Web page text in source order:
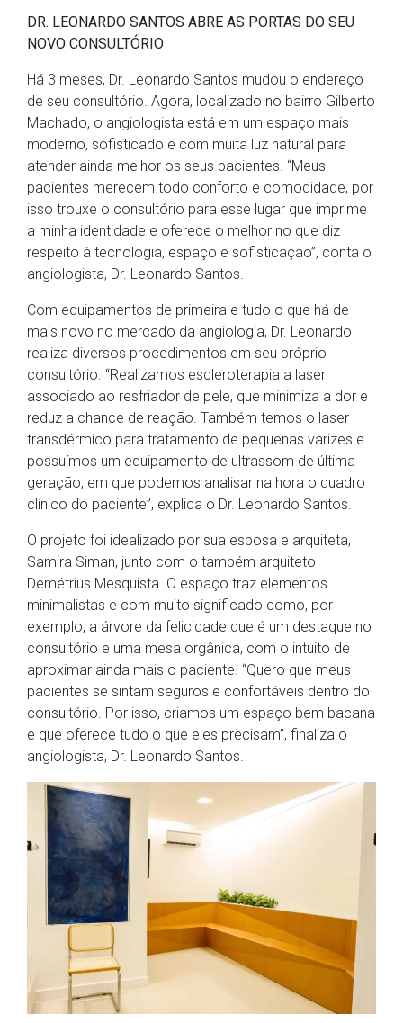
DR. LEONARDO SANTOS ABRE AS PORTAS DO SEU
NOVO CONSULTÓRIO
Há 3 meses, Dr. Leonardo Santos mudou o endereço
de seu consultório. Agora, localizado no bairro Gilberto
Machado, o angiologista está em um espaço mais
moderno, sofisticado e com muita luz natural para
atender ainda melhor os seus pacientes. “Meus
pacientes merecem todo conforto e comodidade, por
isso trouxe o consultório para esse lugar que imprime
a minha identidade e oferece o melhor no que diz
respeito à tecnologia, espaço e sofisticação”, conta o
angiologista, Dr. Leonardo Santos.
Com equipamentos de primeira e tudo o que há de
mais novo no mercado da angiologia, Dr. Leonardo
realiza diversos procedimentos em seu próprio
consultório. “Realizamos escleroterapia a laser
associado ao resfriador de pele, que minimiza a dor e
reduz a chance de reação. Também temos o laser
transdérmico para tratamento de pequenas varizes e
possuímos um equipamento de ultrassom de última
geração, em que podemos analisar na hora o quadro
clínico do paciente”, explica o Dr. Leonardo Santos.
O projeto foi idealizado por sua esposa e arquiteta,
Samira Siman, junto com o também arquiteto
Demétrius Mesquista. O espaço traz elementos
minimalistas e com muito significado como, por
exemplo, a árvore da felicidade que é um destaque no
consultório e uma mesa orgânica, com o intuito de
aproximar ainda mais o paciente. “Quero que meus
pacientes se sintam seguros e confortáveis dentro do
consultório. Por isso, criamos um espaço bem bacana
e que oferece tudo o que eles precisam”, finaliza o
angiologista, Dr. Leonardo Santos.